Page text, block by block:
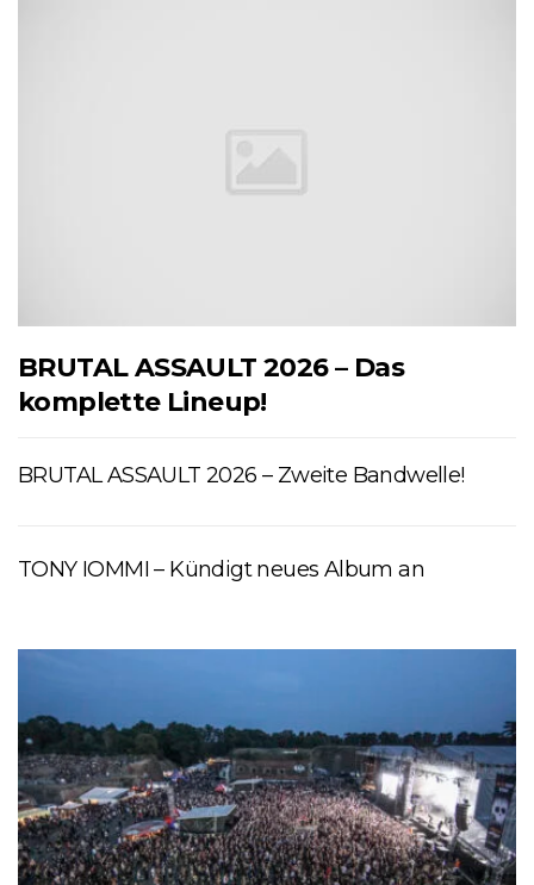
BRUTAL ASSAULT 2026 – Das
komplette Lineup!
BRUTAL ASSAULT 2026 – Zweite Bandwelle!
TONY IOMMI – Kündigt neues Album an